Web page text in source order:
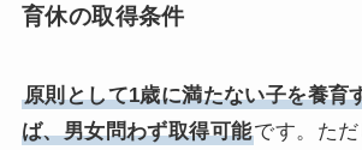
育休の取得条件
原則として1歳に満たない子を養育
ば、男女問わず取得可能です。た